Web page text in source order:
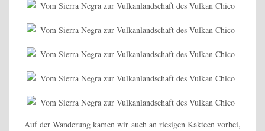
Auf der Wanderung kamen wir auch an riesigen Kakteen vorbei,